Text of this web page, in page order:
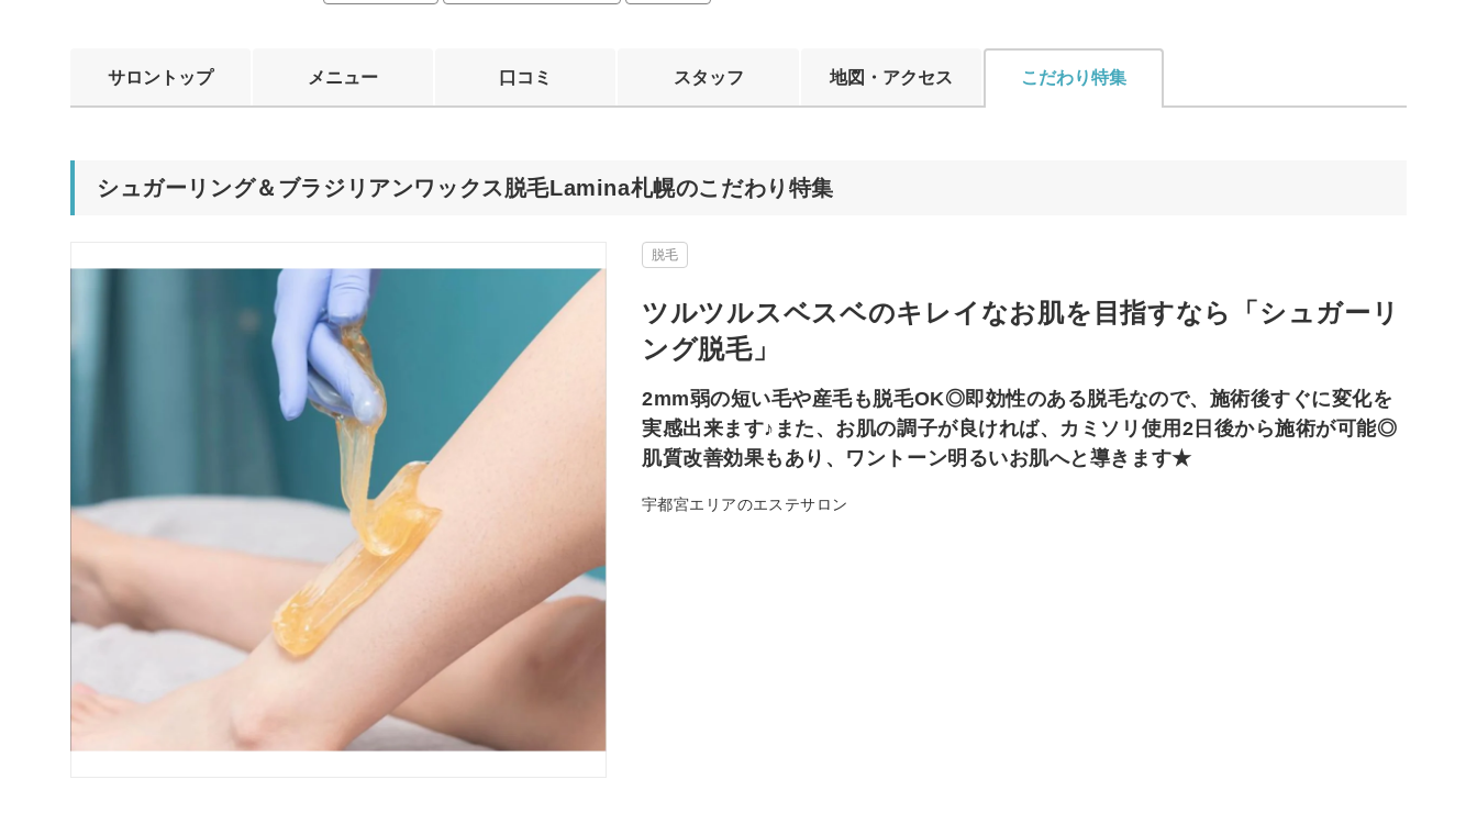
サロントップ メニュー 口コミ スタッフ 地図・アクセス こだわり特集
シュガーリング＆ブラジリアンワックス脱毛Lamina札幌のこだわり特集
脱毛
ツルツルスベスベのキレイなお肌を目指すなら「シュガーリ
ング脱毛」
2mm弱の短い毛や産毛も脱毛OK◎即効性のある脱毛なので、施術後すぐに変化を
実感出来ます♪また、お肌の調子が良ければ、カミソリ使用2日後から施術が可能◎
肌質改善効果もあり、ワントーン明るいお肌へと導きます★
宇都宮エリアのエステサロン